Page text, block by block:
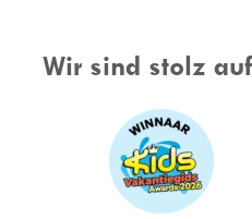
Wir sind stolz